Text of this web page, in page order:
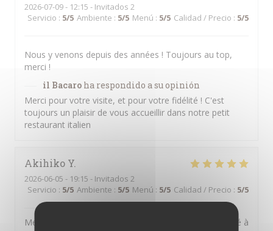
2026-07-09- 12:15 - Invitados 2
Servicio : 5/5 Ambiente : 5/5 Menú : 5/5 Calidad / Precio : 5/5
Nous y venons depuis des années ! Toujours au top,
merci !
il Bacaro ha respondido a su opinión
Merci pour votre visite, et pour votre fidélité ! C'est
toujours un plaisir de vous accueillir dans notre petit
restaurant italien
Akihiko Y
2026-06-05 - 19:15 - Invitados 2
Servicio : 5/5 Ambiente : 5/5 Menú : 5/5 Calidad / Precio : 5/5
Merci pour la bonne appréciation que vous avez donné à